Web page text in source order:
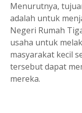
Menurutnya,
adalah untuk
Negeri Rumah
usaha untuk
masyarakat kecil
tersebut dapat
mereka.